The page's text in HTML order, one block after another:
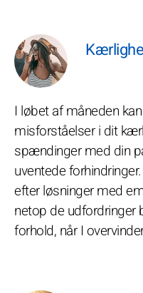
I løbet af måneden
misforståelser i dit
spændinger med din
uventede
efter løsninger med
netop de udfordringer
forhold, når I